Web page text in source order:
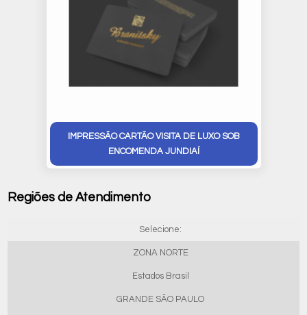
IMPRESSÃO CARTÃO VISITA DE LUXO SOB
ENCOMENDA JUNDIAÍ
Regiões de Atendimento
Selecione:
ZONA NORTE
Estados Brasil
GRANDE SÃO PAULO